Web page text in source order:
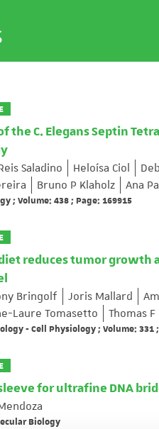
the C. Elegans Septin
Saladino Heloísa Ciol
Bruno P Klaholz Ana
; Volume: 438 ; Page: 169915
reduces tumor growth
Bringolf Joris Mallard
Laure Tomasetto Thomas
- Cell Physiology ; Volume: 331 ;
for ultrafine DNA
Biology